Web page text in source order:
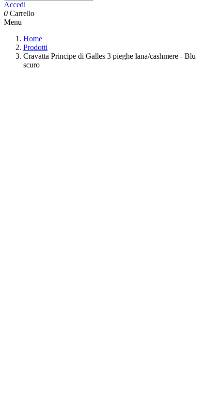
Accedi
0 Carrello
Menu
Home
Prodotti
Cravatta Principe di Galles 3 pieghe lana/cashmere - Blu
scuro